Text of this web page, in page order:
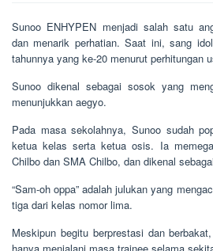
Sunoo ENHYPEN menjadi salah satu
dan menarik perhatian. Saat ini, sang
tahunnya yang ke-20 menurut perhitungan
Sunoo dikenal sebagai sosok yang
menunjukkan aegyo.
Pada masa sekolahnya, Sunoo sudah
ketua kelas serta ketua osis. Ia
Chilbo dan SMA Chilbo, dan dikenal
“Sam-oh oppa” adalah julukan yang
tiga dari kelas nomor lima.
Meskipun begitu berprestasi dan